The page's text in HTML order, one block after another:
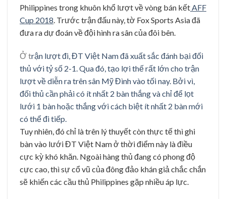
Philippines trong khuôn khổ lượt về vòng bán kếtAFF
Cup 2018. Trước trận đấu này, tờ Fox Sports Asia đã
đưa ra dự đoán về đội hình ra sân của đôi bên.
Ở trận lượt đi, ĐT Việt Nam đã xuất sắc đánh bại đối
thủ với tỷ số 2-1. Qua đó, tạo lợi thế rất lớn cho trận
lượt về diễn ra trên sân Mỹ Đình vào tối nay. Bởi vì,
đối thủ cần phải có ít nhất 2 bàn thắng và chỉ để lọt
lưới 1 bàn hoặc thắng với cách biệt ít nhất 2 bàn mới
có thể đi tiếp.
Tuy nhiên, đó chỉ là trên lý thuyết còn thực tế thì ghi
bàn vào lưới ĐT Việt Nam ở thời điểm này là điều
cực kỳ khó khăn. Ngoài hàng thủ đang có phong độ
cực cao, thì sự cổ vũ của đông đảo khán giả chắc chắn
sẽ khiến các cầu thủ Philippines gặp nhiều áp lực.